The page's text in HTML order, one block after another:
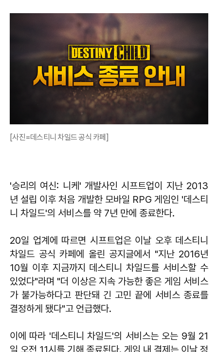
[사진=데스티니 차일드 공식 카페]
'승리의 여신: 니케' 개발사인 시프트업이 지난 2013
년 설립 이후 처음 개발한 모바일 RPG 게임인 '데스티
니 차일드'의 서비스를 약 7년 만에 종료한다.
20일 업계에 따르면 시프트업은 이날 오후 데스티니
차일드 공식 카페에 올린 공지글에서 "지난 2016년
10월 이후 지금까지 데스티니 차일드를 서비스할 수
있었다"라며 "더 이상은 지속 가능한 좋은 게임 서비스
가 불가능하다고 판단돼 긴 고민 끝에 서비스 종료를
결정하게 됐다"고 언급했다.
이에 따라 '데스티니 차일드'의 서비스는 오는 9월 21